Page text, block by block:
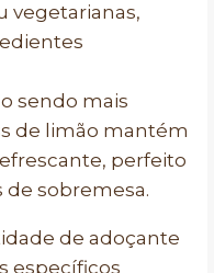
vegetarianas,
sendo mais
de limão mantém
perfeito
de sobremesa.
de adoçante
específicos